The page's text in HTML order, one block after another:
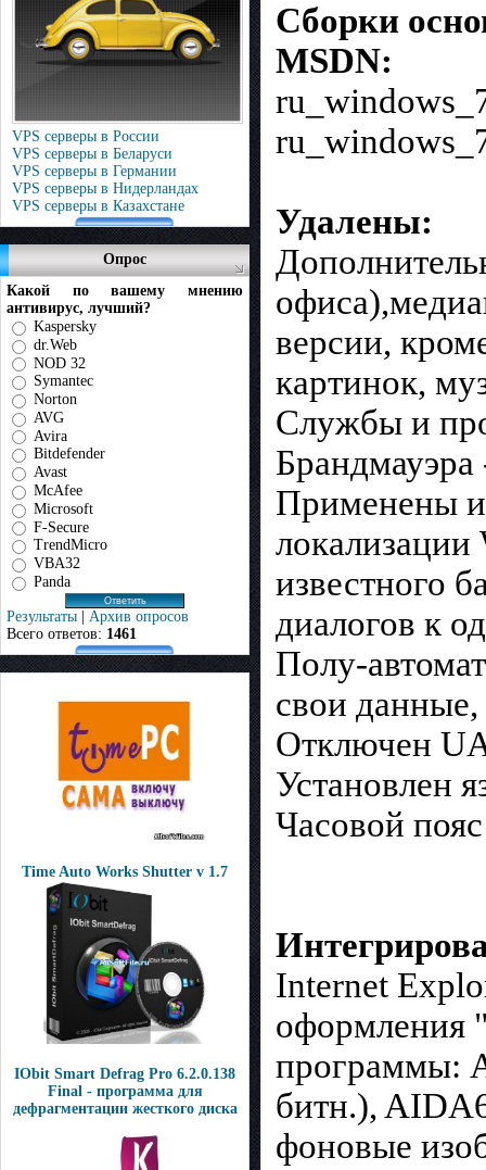
VPS серверы в России
VPS серверы в Беларуси
VPS серверы в Германии
VPS серверы в Нидерландах
VPS серверы в Казахстане
Опрос
Какой по вашему мнению
антивирус, лучший?
Kaspersky
dr.Web
NOD 32
Symantec
Norton
AVG
Avira
Bitdefender
Avast
McAfee
Microsoft
F-Secure
TrendMicro
VBA32
Panda
Результаты | Архив опросов
Всего ответов: 1461
Time Auto Works Shutter v 1.7
IObit Smart Defrag Pro 6.2.0.138
Final - программа для
дефрагментации жесткого диска
Сборки
MSDN:
Удалены:
версии,
картинок,
Службы и
Брандмауэра
Применены
локализации
известного
диалогов к
Полу-
свои данные,
Отключен
Установлен
Часовой
Internet
оформления
программы:
битн.),
фоновые